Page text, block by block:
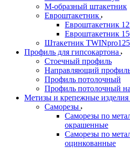
М-образный штакетник
Евроштакетник
Евроштакетник
Евроштакетник
Штакетник TWINpro125
Профиль для гипсокартона
Стоечный профиль
Направляющий
Профиль потолочный
Профиль потолочный
Метизы и крепежные изделия
Саморезы
Саморезы по
окрашенные
Саморезы по
оцинкованные